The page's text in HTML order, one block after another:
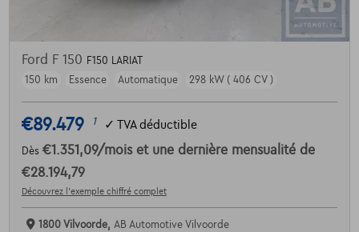
Ford F 150 F150 LARIAT
150 km
Essence Automatique 298 kW ( 406 CV )
€89.479 1 ✓ TVA déductible
Dès €1.351,09/mois et une dernière mensualité de
€28.194,79
Découvrez l’exemple chiffré complet
1800 Vilvoorde, AB Automotive Vilvoorde